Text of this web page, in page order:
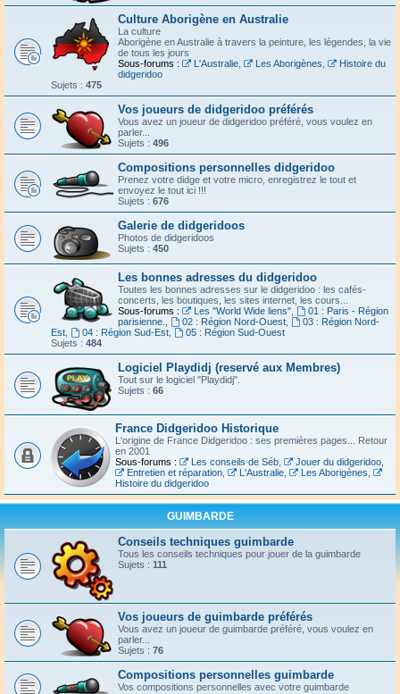
Culture Aborigène en Australie
La culture
Aborigène en Australie à travers la peinture, les légendes, la vie
de tous les jours
Sous-forums :
L'Australie, Les Aborigènes
Histoire du
didgeridoo
Sujets : 475
Vos joueurs de didgeridoo préférés
Vous avez un joueur de didgeridoo préféré, vous voulez en
parler...
Sujets : 496
Compositions personnelles didgeridoo
Prenez votre didge et votre micro, enregistrez le tout et
envoyez le tout ici !!!
Sujets : 676
Galerie de didgeridoos
Photos de didgeridoos
Sujets : 450
Les bonnes adresses du didgeridoo
Toutes les bonnes adresses sur le didgeridoo : les cafés-
concerts, les boutiques, les sites internet, les cours...
Sous-forums :
Les "World Wide liens",
01 : Paris - Région
parisienne.
02 : Région Nord-Ouest,
03 : Région Nord-
Est
04 : Région Sud-Est,
05 : Région Sud-Ouest
Sujets : 484
Logiciel Playdidj (reservé aux Membres)
Tout sur le logiciel "Playdidj".
Sujets : 66
France Didgeridoo Historique
L'origine de France Didgeridoo : ses premières pages... Retour
en 2001
Sous-forums :
Les conseils de Séb, Jouer du didgeridoo,
Entretien et réparation, L'Australie, Les Aborigènes
Histoire du didgeridoo
GUIMBARDE
Conseils techniques guimbarde
Tous les conseils techniques pour jouer de la guimbarde
Sujets : 111
Vos joueurs de guimbarde préférés
Vous avez un joueur de guimbarde préféré, vous voulez en
parler...
Sujets : 76
Compositions personnelles guimbarde
Vos compositions personnelles avec votre guimbarde